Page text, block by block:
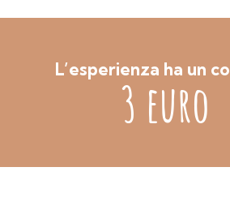
L’esperienza ha un
3 euro